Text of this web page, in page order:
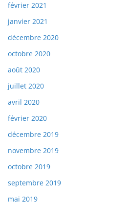
février 2021
janvier 2021
décembre 2020
octobre 2020
août 2020
juillet 2020
avril 2020
février 2020
décembre 2019
novembre 2019
octobre 2019
septembre 2019
mai 2019